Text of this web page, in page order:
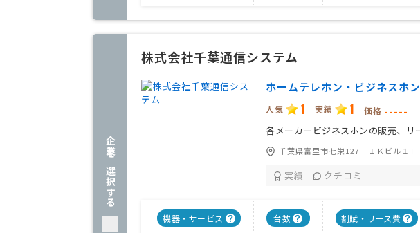
企業を選択する
株式会社千葉通信システム
ホームテレホン・ビジネスホ
人気 1 実績 1 価格 -----
各メーカービジネスホンの販売、リ
千葉県富里市七栄127 ＩＫビル１Ｆ
実績 クチコミ
機器・サービス
台数 割賦・リース費